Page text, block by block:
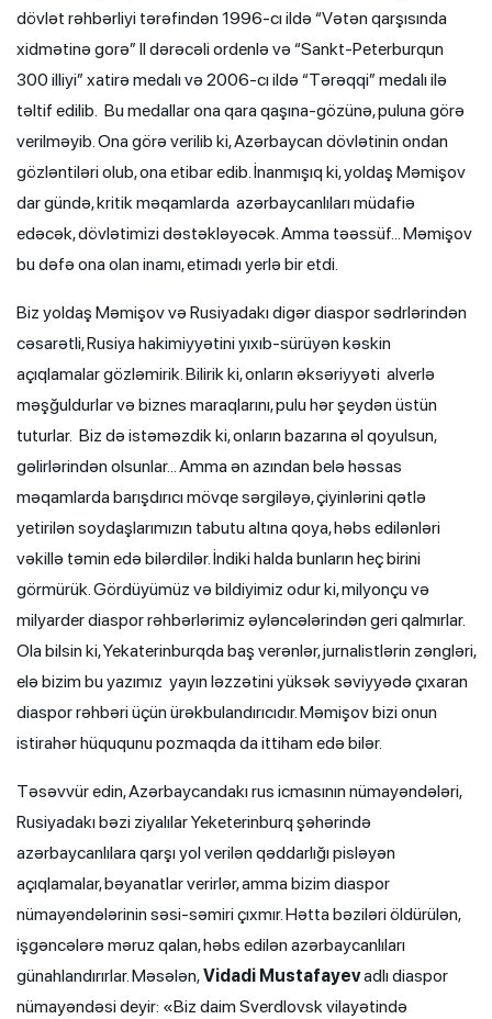
dövlət rəhbərliyi tərəfindən 1996-cı ildə “Vətən qarşısında
xidmətinə gorə” II dərəcəli ordenlə və “Sankt-Peterburqun
300 illiyi” xatirə medalı və 2006-cı ildə “Tərəqqi” medalı ilə
təltif edilib. Bu medallar ona qara qaşına-gözünə, puluna görə
verilməyib. Ona görə verilib ki, Azərbaycan dövlətinin ondan
gözləntiləri olub, ona etibar edib. İnanmışıq ki, yoldaş Məmişov
dar gündə, kritik məqamlarda azərbaycanlıları müdafiə
edəcək, dövlətimizi dəstəkləyəcək. Amma təəssüf… Məmişov
bu dəfə ona olan inamı, etimadı yerlə bir etdi.
Biz yoldaş Məmişov və Rusiyadakı digər diaspor sədrlərindən
cəsarətli, Rusiya hakimiyyətini yıxıb-sürüyən kəskin
açıqlamalar gözləmirik. Bilirik ki, onların əksəriyyəti alverlə
məşğuldurlar və biznes maraqlarını, pulu hər şeydən üstün
tuturlar. Biz də istəməzdik ki, onların bazarına əl qoyulsun,
gəlirlərindən olsunlar… Amma ən azından belə həssas
məqamlarda barışdırıcı mövqe sərgiləyə, çiyinlərini qətlə
yetirilən soydaşlarımızın tabutu altına qoya, həbs edilənləri
vəkillə təmin edə bilərdilər. İndiki halda bunların heç birini
görmürük. Gördüyümüz və bildiyimiz odur ki, milyonçu və
milyarder diaspor rəhbərlərimiz əyləncələrindən geri qalmırlar.
Ola bilsin ki, Yekaterinburqda baş verənlər, jurnalistlərin zəngləri,
elə bizim bu yazımız yayın ləzzətini yüksək səviyyədə çıxaran
diaspor rəhbəri üçün ürəkbulandırıcıdır. Məmişov bizi onun
istirahər hüququnu pozmaqda da ittiham edə bilər.
Təsəvvür edin, Azərbaycandakı rus icmasının nümayəndələri,
Rusiyadakı bəzi ziyalılar Yeketerinburq şəhərində
azərbaycanlılara qarşı yol verilən qəddarlığı pisləyən
açıqlamalar, bəyanatlar verirlər, amma bizim diaspor
nümayəndələrinin səsi-səmiri çıxmır. Hətta bəziləri öldürülən,
işgəncələrə məruz qalan, həbs edilən azərbaycanlıları
günahlandırırlar. Məsələn,Vidadi Mustafayevadlı diaspor
nümayəndəsi deyir: «Biz daim Sverdlovsk vilayətində